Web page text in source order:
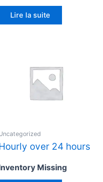
Lire la suite
over 24 hours
Missing